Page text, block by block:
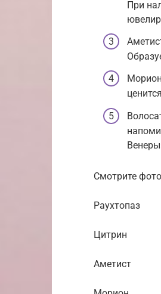
При
Смотрите
Раухтопаз
Цитрин
Аметист